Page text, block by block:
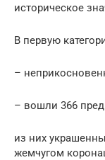
историческое
В первую
–
– вошли 366
из них
жемчугом